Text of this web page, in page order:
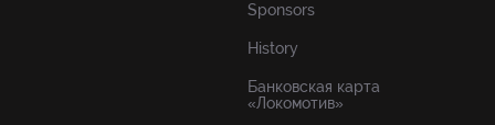
Sponsors
History
Банковская карта
«Локомотив»